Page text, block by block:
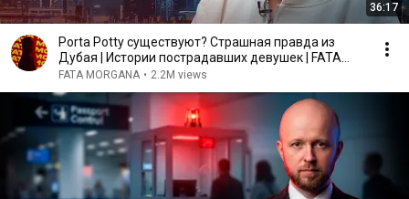
36:17
Porta Potty существуют? Страшная правда из
Дубая | Истории пострадавших девушек | FATA
MORGANA
FATA MORGANA • 2.2M views